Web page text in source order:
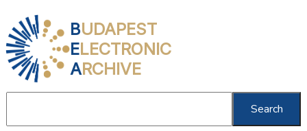
BUDAPEST
ELECTRONIC
ARCHIVE
Search